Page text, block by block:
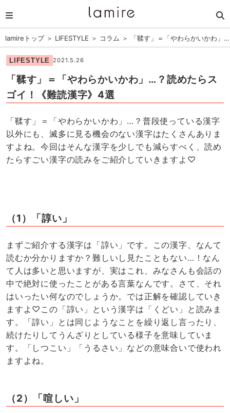
lamireトップ＞ LIFESTYLE ＞ コラム ＞ 「鞣す」＝「やわらかいかわ
LIFESTYLE 2021.5.26
「鞣す」＝「やわらかいかわ」…？読めたらス
ゴイ！《難読漢字》4選
「鞣す」＝「やわらかいかわ」…？普段使っている漢字
以外にも、滅多に見る機会のない漢字はたくさんありま
すよね。今回はそんな漢字を少しでも減らすべく、読め
たらすごい漢字の読みをご紹介していきますよ♡
（1）「諄い」
まずご紹介する漢字は「諄い」です。この漢字、なんて
読むか分かりますか？難しいし見たこともない…！なん
て人は多いと思いますが、実はこれ、みなさんも会話の
中で絶対に使ったことがある言葉なんです。さて、それ
はいったい何なのでしょうか。では正解を確認していき
ますよ♡この「諄い」という漢字は「くどい」と読みま
す。「諄い」とは同じようなことを繰り返し言ったり、
続けたりしてうんざりとしている様子を意味していま
す。「しつこい」「うるさい」などの意味合いで使われ
ますよね。
（2）「喧しい」